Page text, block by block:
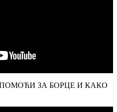
ЗА БОРЦЕ И КАКО